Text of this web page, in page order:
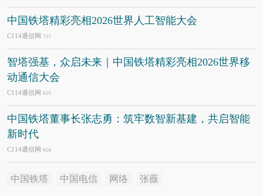
中国铁塔精彩亮相2026世界人工智能大会
C114通信网 7/17
智塔强基，众启未来｜中国铁塔精彩亮相2026世界移
动通信大会
C114通信网 6/25
中国铁塔董事长张志勇：筑牢数智新基建，共启智能
新时代
C114通信网 6/24
中国铁塔 中国电信 网络 张薇